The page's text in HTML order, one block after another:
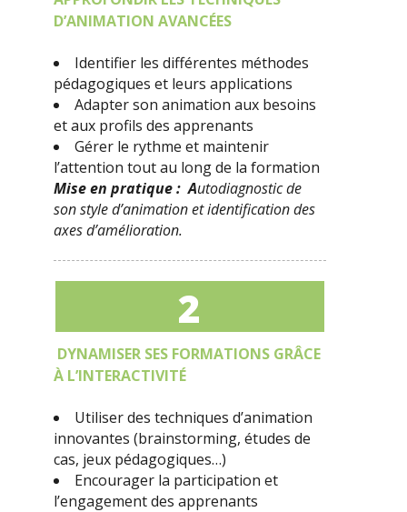
D’ANIMATION AVANCÉES
Identifier les différentes méthodes
pédagogiques et leurs applications
Adapter son animation aux besoins
et aux profils des apprenants
Gérer le rythme et maintenir
l’attention tout au long de la formation
Mise en pratique : Autodiagnostic de
son style d’animation et identification des
axes d’amélioration.
2
DYNAMISER SES FORMATIONS GRÂCE
À L’INTERACTIVITÉ
Utiliser des techniques d’animation
innovantes (brainstorming, études de
cas, jeux pédagogiques…)
Encourager la participation et
l’engagement des apprenants